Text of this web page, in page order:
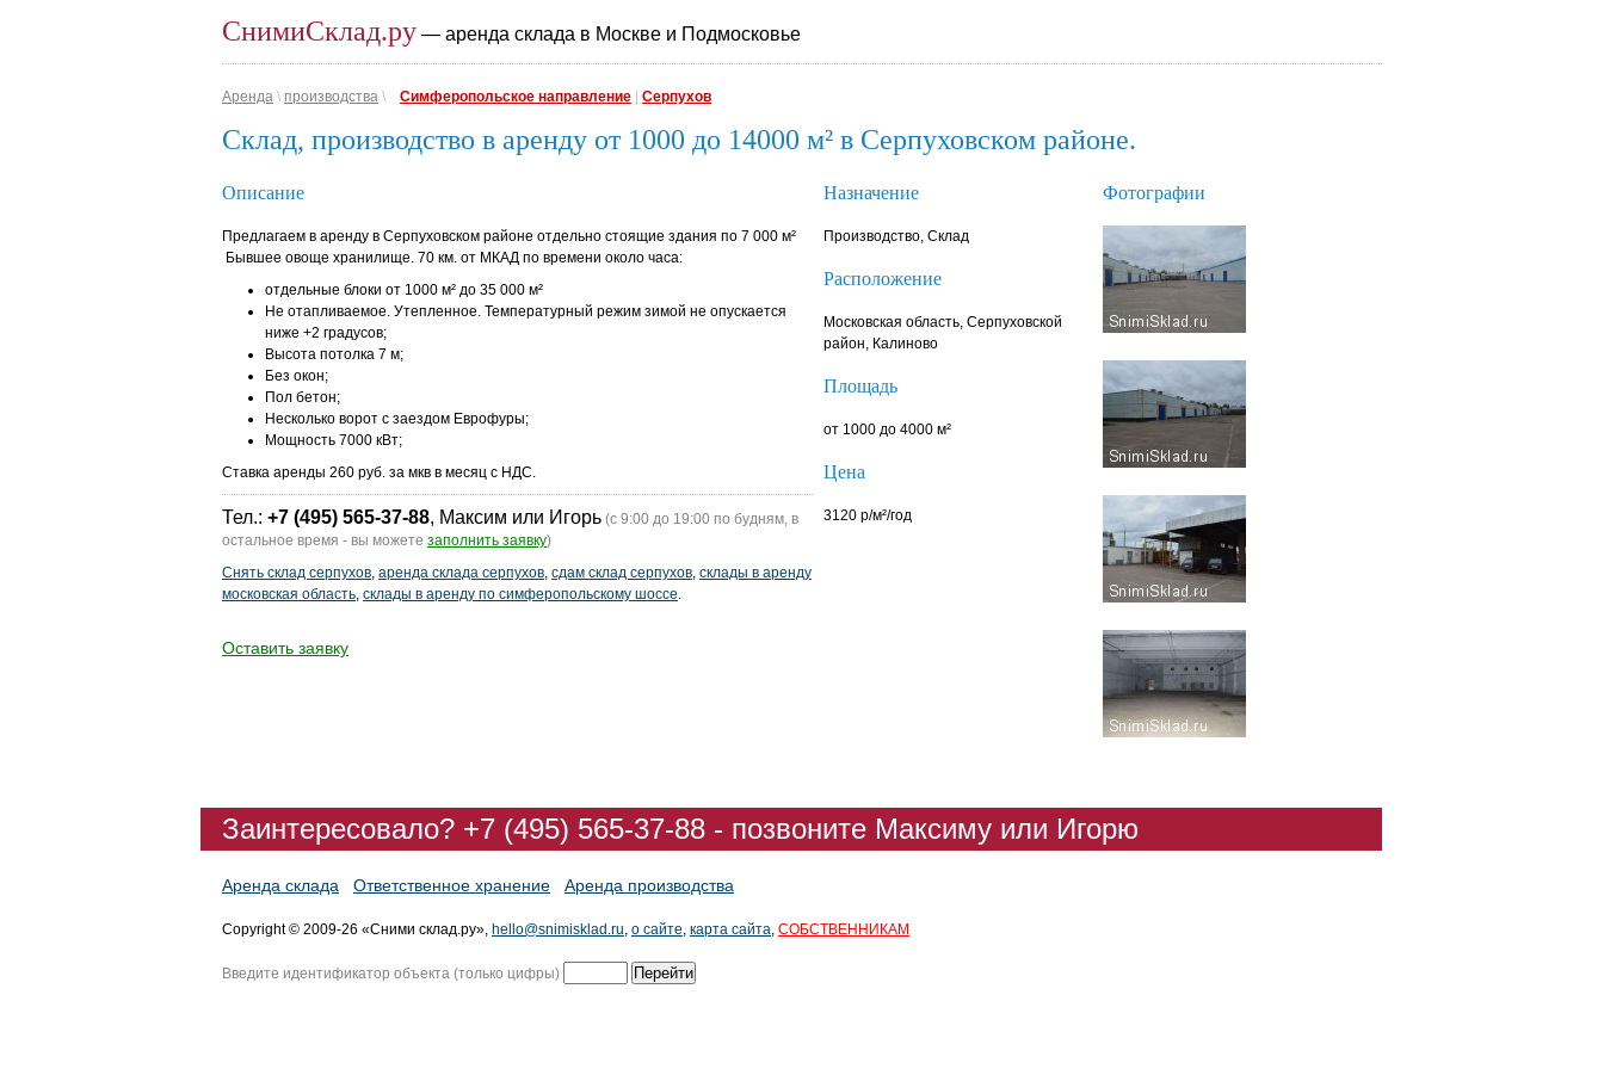
СнимиСклад.ру — аренда склада в Москве и Подмосковье
Аренда \ производства \ Симферопольское направление Серпухов
Склад, производство в аренду от 1000 до 14000 м² в Серпуховском районе.
Описание
Предлагаем в аренду в Серпуховском районе отдельно стоящие здания по 7 000 м²
Бывшее овоще хранилище. 70 км. от МКАД по времени около часа:
отдельные блоки от 1000 м² до 35 000 м²
Не отапливаемое. Утепленное. Температурный режим зимой не опускается
ниже +2 градусов;
Высота потолка 7 м;
Без окон;
Пол бетон;
Несколько ворот с заездом Еврофуры;
Мощность 7000 кВт;
Ставка аренды 260 руб. за мкв в месяц с НДС.
Тел.: +7 (495) 565-37-88, Максим или Игорь (с 9:00 до 19:00 по будням, в
остальное время - вы можете заполнить заявку)
Снять склад серпухов, аренда склада серпухов, сдам склад серпухов, склады в аренду
московская область, склады в аренду по симферопольскому шоссе.
Оставить заявку
Назначение
Производство, Склад
Расположение
Московская область, Серпуховской
район, Калиново
Площадь
от 1000 до 4000 м²
Цена
3120 р/м²/год
Фотографии
Заинтересовало? +7 (495) 565-37-88 - позвоните Максиму или Игорю
Аренда склада Ответственное хранение Аренда производства
Copyright © 2009-26 «Сними склад.ру», hello@snimisklad.ru, о сайте, карта сайта, СОБСТВЕННИКАМ
Введите идентификатор объекта (только цифры)